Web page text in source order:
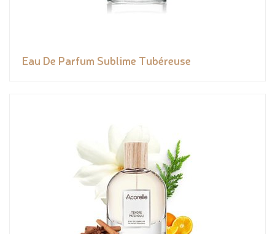
Eau De Parfum Sublime Tubéreuse